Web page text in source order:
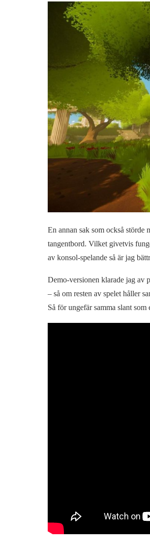
En annan sak som också störde
tangentbord. Vilket givetvis
av konsol-spelande så är jag
Demo-versionen klarade jag av
– så om resten av spelet håller
Så för ungefär samma slant